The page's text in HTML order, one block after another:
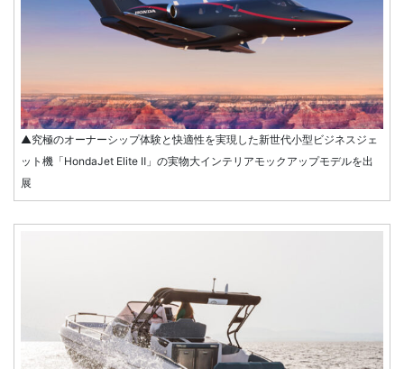
▲究極のオーナーシップ体験と快適性を実現した新世代小型ビジネスジェ
ット機「HondaJet Elite Ⅱ」の実物大インテリアモックアップモデルを出
展